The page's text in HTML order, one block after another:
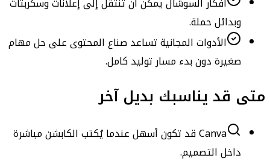
وبدائل حملة.
الأدوات المجانية تساعد صناع المحتوى على حل مهام
صغيرة دون بدء مسار توليد كامل.
متى قد يناسبك بديل آخر
Canva قد تكون أسهل عندما يُكتب الكابشن مباشرة
داخل التصميم.